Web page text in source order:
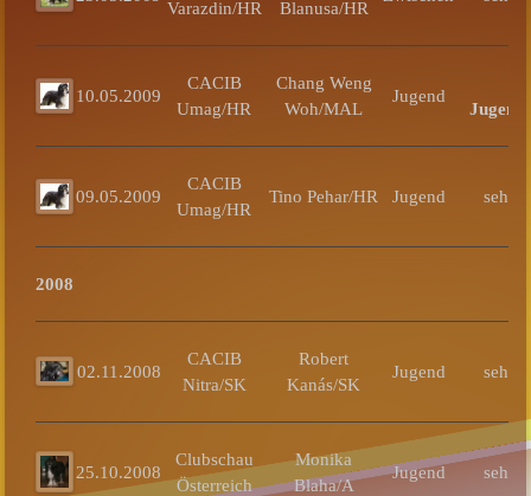
Varazdin/HR
Blanusa/HR
10.05.2009
CACIB
Umag/HR
Chang Weng
Woh/MAL
Jugend
09.05.2009
CACIB
Umag/HR
Tino Pehar/HR Jugend sehr
2008
02.11.2008
CACIB
Nitra/SK
Robert
Kanás/SK
Jugend sehr
25.10.2008
Clubschau
Österreich
Monika
Blaha/A
Jugend sehr